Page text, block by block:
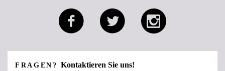
FRAGEN?Kontaktieren Sie uns!